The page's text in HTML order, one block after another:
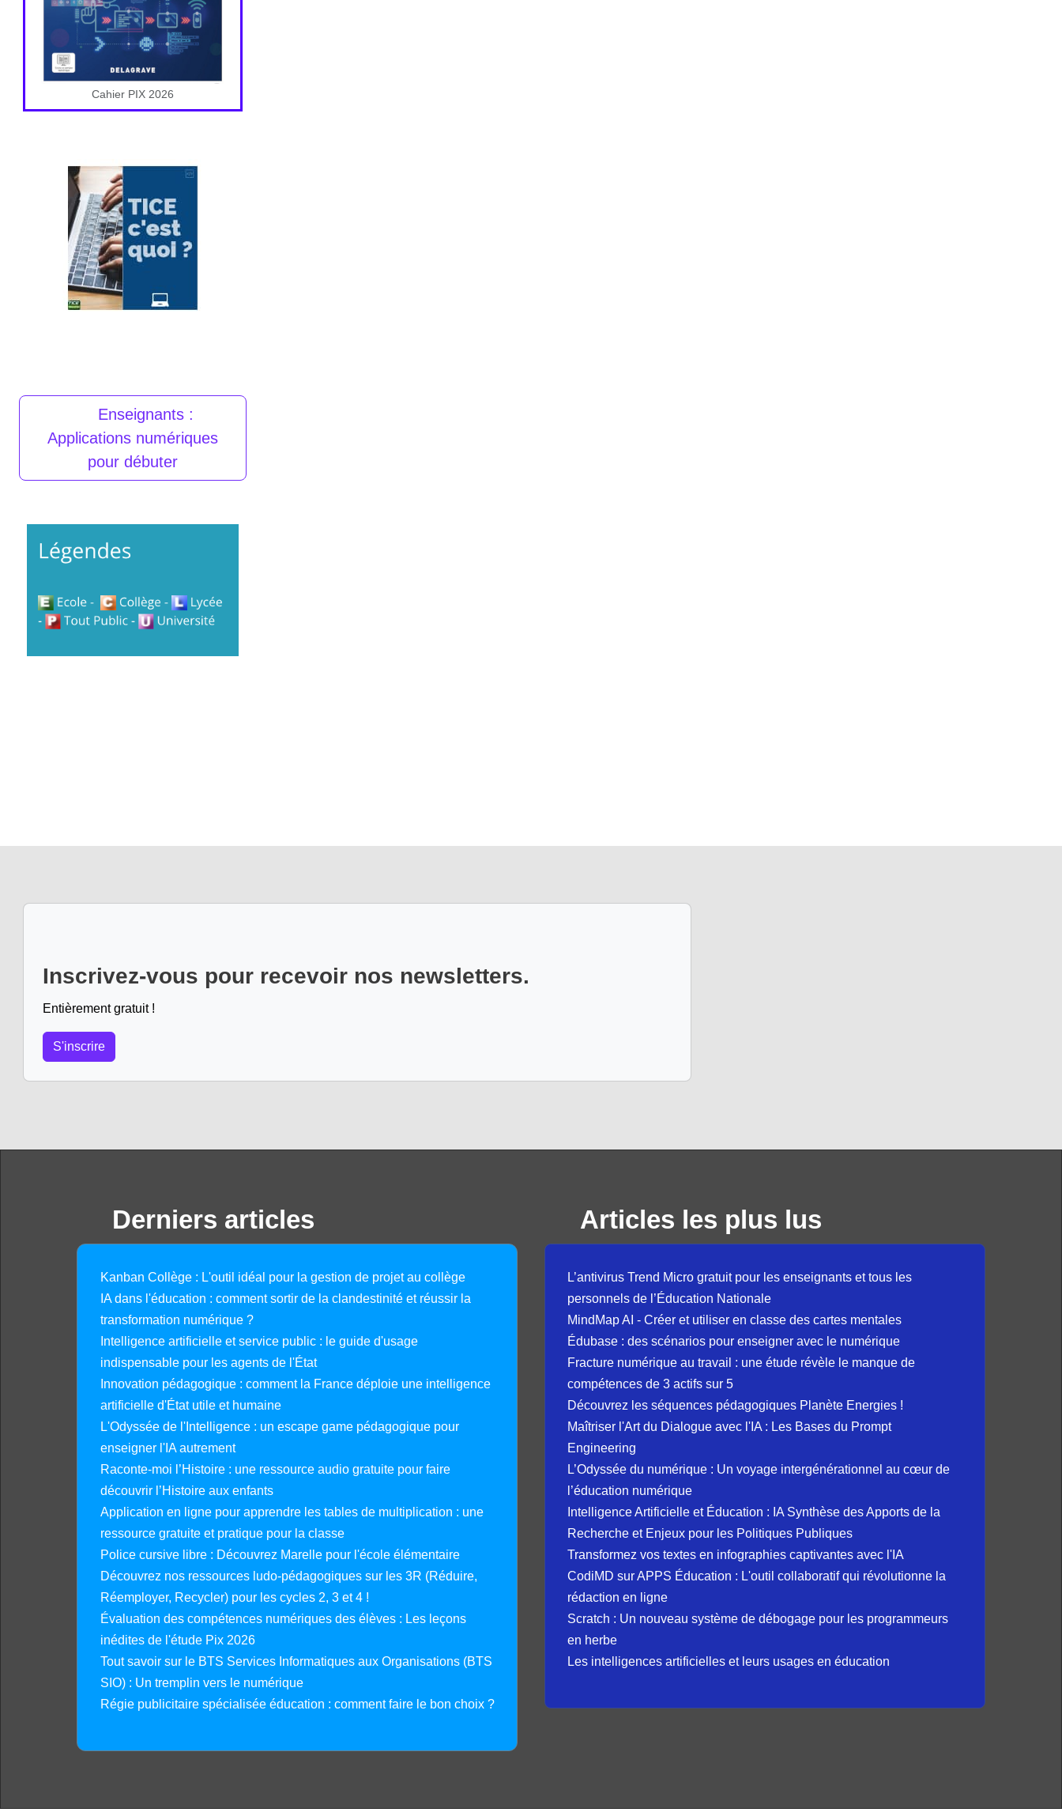
Cahier PIX 2026
Enseignants :
Applications numériques
pour débuter
Inscrivez-vous pour recevoir nos newsletters.
Entièrement gratuit !
S'inscrire
Derniers articles
Kanban Collège : L'outil idéal pour la gestion de projet au collège
IA dans l'éducation : comment sortir de la clandestinité et réussir la
transformation numérique ?
Intelligence artificielle et service public : le guide d'usage
indispensable pour les agents de l'État
Innovation pédagogique : comment la France déploie une intelligence
artificielle d'État utile et humaine
L'Odyssée de l'Intelligence : un escape game pédagogique pour
enseigner l'IA autrement
Raconte-moi l’Histoire : une ressource audio gratuite pour faire
découvrir l’Histoire aux enfants
Application en ligne pour apprendre les tables de multiplication : une
ressource gratuite et pratique pour la classe
Police cursive libre : Découvrez Marelle pour l'école élémentaire
Découvrez nos ressources ludo-pédagogiques sur les 3R (Réduire,
Réemployer, Recycler) pour les cycles 2, 3 et 4 !
Évaluation des compétences numériques des élèves : Les leçons
inédites de l'étude Pix 2026
Tout savoir sur le BTS Services Informatiques aux Organisations (BTS
SIO) : Un tremplin vers le numérique
Régie publicitaire spécialisée éducation : comment faire le bon choix ?
Articles les plus lus
L’antivirus Trend Micro gratuit pour les enseignants et tous les
personnels de l’Éducation Nationale
MindMap AI - Créer et utiliser en classe des cartes mentales
Édubase : des scénarios pour enseigner avec le numérique
Fracture numérique au travail : une étude révèle le manque de
compétences de 3 actifs sur 5
Découvrez les séquences pédagogiques Planète Energies !
Maîtriser l'Art du Dialogue avec l'IA : Les Bases du Prompt
Engineering
L’Odyssée du numérique : Un voyage intergénérationnel au cœur de
l’éducation numérique
Intelligence Artificielle et Éducation : IA Synthèse des Apports de la
Recherche et Enjeux pour les Politiques Publiques
Transformez vos textes en infographies captivantes avec l'IA
CodiMD sur APPS Éducation : L'outil collaboratif qui révolutionne la
rédaction en ligne
Scratch : Un nouveau système de débogage pour les programmeurs
en herbe
Les intelligences artificielles et leurs usages en éducation